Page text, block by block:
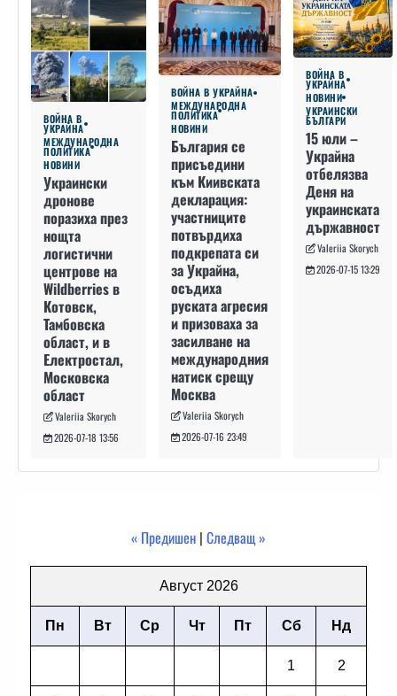
ВОЙНА В
УКРАЙНА
МЕЖДУНАРОДНА
ПОЛИТИКА
НОВИНИ
Украински
дронове
поразиха през
нощта
логистични
центрове на
Wildberries в
Котовск,
Тамбовска
област, и в
Електростал,
Московска
област
Valeriia Skorych
2026-07-18 13:56
ВОЙНА В УКРАЙНА
МЕЖДУНАРОДНА
ПОЛИТИКА
НОВИНИ
България се
присъедини
към Киивската
декларация:
участниците
потвърдиха
подкрепата си
за Украйна,
осъдиха
руската агресия
и призоваха за
засилване на
международния
натиск срещу
Москва
Valeriia Skorych
2026-07-16 23:49
ВОЙНА В
УКРАЙНА
НОВИНИ
УКРАИНСКИ
БЪЛГАРИ
15 юли –
Украйна
отбелязва
Деня на
украинската
държавност
Valeriia Skorych
2026-07-15 13:29
« Предишен | Следващ »
Август 2026
Пн Вт Ср Чт Пт Сб Нд
1 2